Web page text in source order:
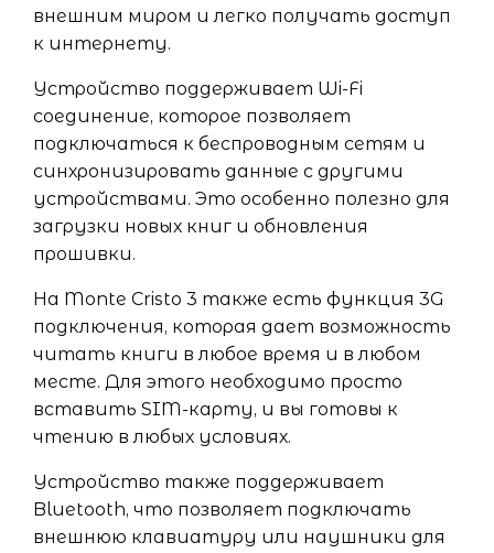
внешним миром и легко получать доступ
к интернету.
Устройство поддерживает Wi-Fi
соединение, которое позволяет
подключаться к беспроводным сетям и
синхронизировать данные с другими
устройствами. Это особенно полезно для
загрузки новых книг и обновления
прошивки.
На Monte Cristo 3 также есть функция 3G
подключения, которая дает возможность
читать книги в любое время и в любом
месте. Для этого необходимо просто
вставить SIM-карту, и вы готовы к
чтению в любых условиях.
Устройство также поддерживает
Bluetooth, что позволяет подключать
внешнюю клавиатуру или наушники для